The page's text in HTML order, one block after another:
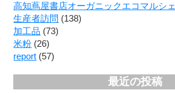
高知蔦屋書店オーガニックエコマルシェ
生産者訪問 (138)
加工品 (73)
米粉 (26)
report (57)
最近の投稿